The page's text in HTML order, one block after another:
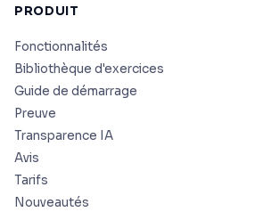
PRODUIT
Fonctionnalités
Bibliothèque d'exercices
Guide de démarrage
Preuve
Transparence IA
Avis
Tarifs
Nouveautés